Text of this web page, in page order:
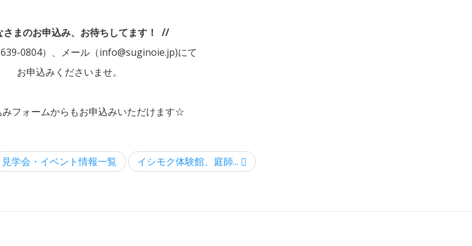
まのお申込み、お待ちしてます！ //
0804）、メール（info@suginoie.jp)にて
お申込みくださいませ。
フォームからもお申込みいただけます☆
見学会・イベント情報一覧 イシモク体験館、庭師...